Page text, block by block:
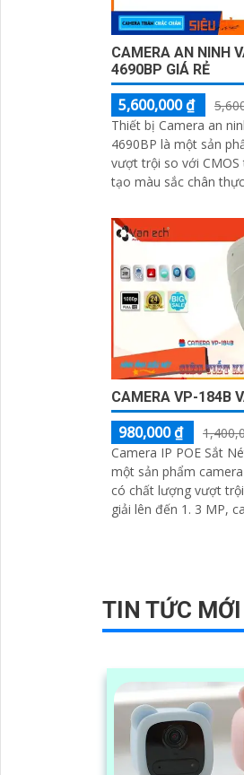
CAMERA AN NINH
4690BP GIÁ RẺ
5,600,000 ₫
Thiết bị Camera an
4690BP là một sản
vượt trội so với CMOS
tạo màu sắc chân thực. Với khả
Ngoại 80m...
CAMERA VP-184B
980,000 ₫
Camera IP POE Sắt
một sản phẩm
có chất lượng vượt trội. Với độ
giải lên đến 1. 3 MP,
TIN TỨC